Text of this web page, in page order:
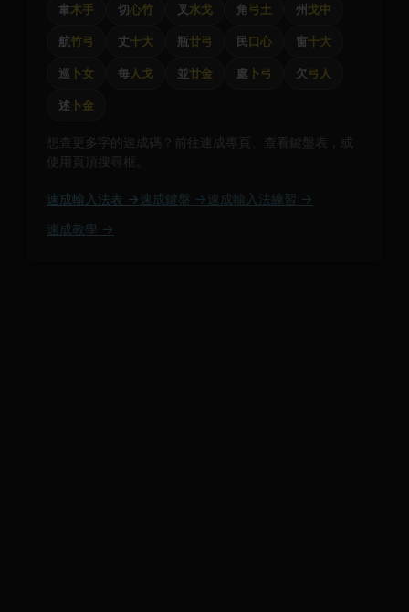
韋木手 切心竹 叉 水戈 角弓土 州 戈中
航竹弓 丈十大 瓶廿弓 民口心 窗十大
巡 卜女 每人戈 並廿金 處 卜弓 欠弓人
述 卜金
想查更多字的速成碼？前往速成專頁、查看鍵盤表，或
使用頁頂搜尋框。
速成輸入法表 → 速成鍵盤 → 速成輸入法練習 →
速成教學 →